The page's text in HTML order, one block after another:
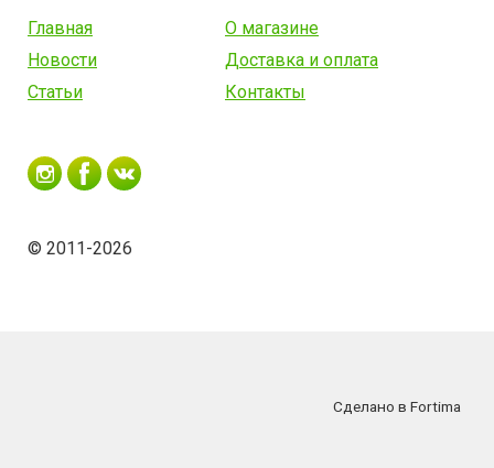
Главная
О магазине
Новости
Доставка и оплата
Статьи
Контакты
© 2011-2026
Сделано в Fortima